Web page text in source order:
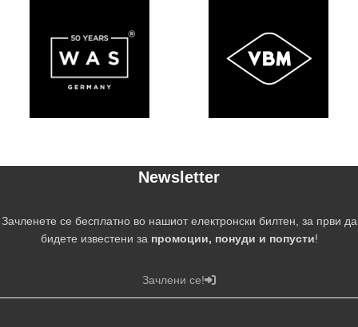
Newsletter
Зачленете се бесплатно во нашиот електронски билтен, за први да
бидете известени за промоции, понуди и попусти!
Зачлени се!